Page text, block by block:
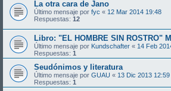
La otra cara de Jano
Último mensaje por fyc « 12 Mar 2014 19:48
Respuestas: 12
Libro: "EL HOMBRE SIN ROSTRO"
Último mensaje por Kundschafter « 14 Feb
Respuestas: 1
Seudónimos y literatura
Último mensaje por GUAU « 13 Dic 2013 12:59
Respuestas: 1